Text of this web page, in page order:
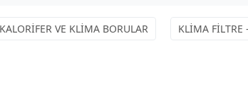
KALORİFER VE KLİMA BORULAR KLİMA FİLTRE